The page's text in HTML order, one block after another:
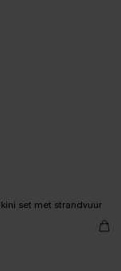
set met strandvuur